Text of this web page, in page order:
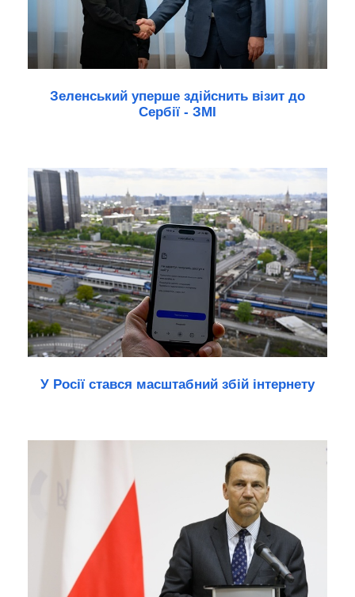
Зеленський уперше здійснить візит до
Сербії - ЗМІ
У Росії стався масштабний збій інтернету